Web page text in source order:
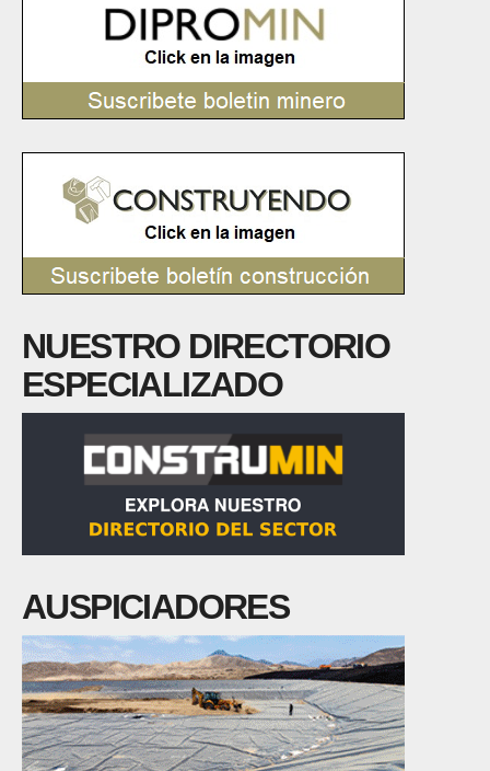
NUESTRO DIRECTORIO
ESPECIALIZADO
AUSPICIADORES